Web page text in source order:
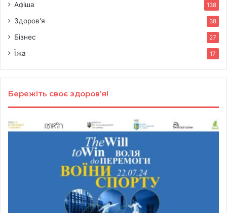
Афіша 138
Здоров'я 38
Бізнес 27
Їжа 17
Бережіть своє здоров’я!